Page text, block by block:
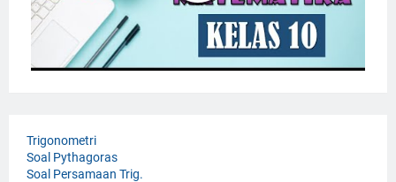
Trigonometri
Soal Pythagoras
Soal Persamaan Trig.